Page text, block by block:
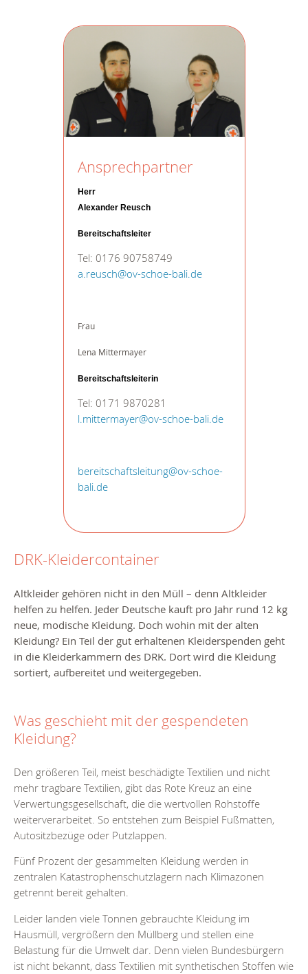
Ansprechpartner
Herr
Alexander Reusch
Bereitschaftsleiter
Tel: 0176 90758749
a.reusch@ov-schoe-bali.de
Frau
Lena Mittermayer
Bereitschaftsleiterin
Tel: 0171 9870281
l.mittermayer@ov-schoe-bali.de
bereitschaftsleitung@ov-schoe-
bali.de
DRK-Kleidercontainer
Altkleider gehören nicht in den Müll – denn Altkleider
helfen zu helfen. Jeder Deutsche kauft pro Jahr rund 12 kg
neue, modische Kleidung. Doch wohin mit der alten
Kleidung? Ein Teil der gut erhaltenen Kleiderspenden geht
in die Kleiderkammern des DRK. Dort wird die Kleidung
sortiert, aufbereitet und weitergegeben.
Was geschieht mit der gespendeten
Kleidung?
Den größeren Teil, meist beschädigte Textilien und nicht
mehr tragbare Textilien, gibt das Rote Kreuz an eine
Verwertungsgesellschaft, die die wertvollen Rohstoffe
weiterverarbeitet. So entstehen zum Beispiel Fußmatten,
Autositzbezüge oder Putzlappen.
Fünf Prozent der gesammelten Kleidung werden in
zentralen Katastrophenschutzlagern nach Klimazonen
getrennt bereit gehalten.
Leider landen viele Tonnen gebrauchte Kleidung im
Hausmüll, vergrößern den Müllberg und stellen eine
Belastung für die Umwelt dar. Denn vielen Bundesbürgern
ist nicht bekannt, dass Textilien mit synthetischen Stoffen wie